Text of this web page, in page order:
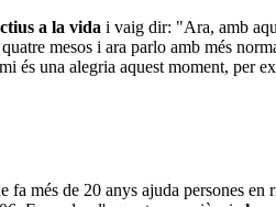
a la vida i vaig dir: "Ara, amb
mesos i ara parlo amb més
és una alegria aquest moment, per
fa més de 20 anys ajuda persones